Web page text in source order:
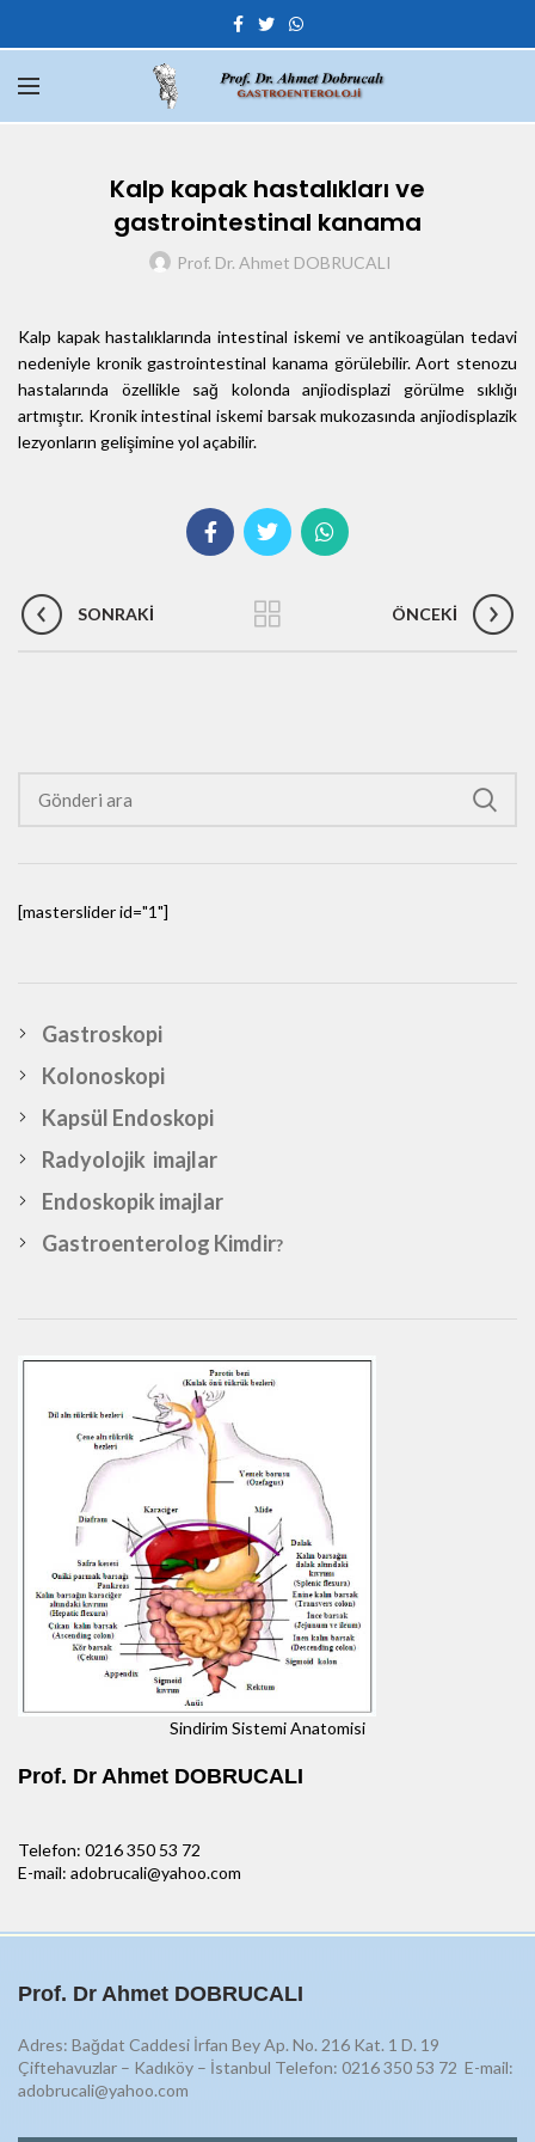
Kalp kapak hastalıkları ve
gastrointestinal kanama
Prof. Dr. Ahmet DOBRUCALI
Kalp kapak hastalıklarında intestinal iskemi ve antikoagülan tedavi
nedeniyle kronik gastrointestinal kanama görülebilir. Aort stenozu
hastalarında özellikle sağ kolonda anjiodisplazi görülme sıklığı
artmıştır. Kronik intestinal iskemi barsak mukozasında anjiodisplazik
lezyonların gelişimine yol açabilir.
SONRAKI ÖNCEKI
[masterslider id="1"]
Gastroskopi
Kolonoskopi
Kapsül Endoskopi
Radyolojik imajlar
Endoskopik imajlar
Gastroenterolog Kimdir?
Sindirim Sistemi Anatomisi
Prof. Dr Ahmet DOBRUCALI
Telefon: 0216 350 53 72
E-mail: adobrucali@yahoo.com
Prof. Dr Ahmet DOBRUCALI
Adres: Bağdat Caddesi İrfan Bey Ap. No. 216 Kat. 1 D. 19
Çiftehavuzlar – Kadıköy – İstanbul Telefon: 0216 350 53 72 E-mail:
adobrucali@yahoo.com